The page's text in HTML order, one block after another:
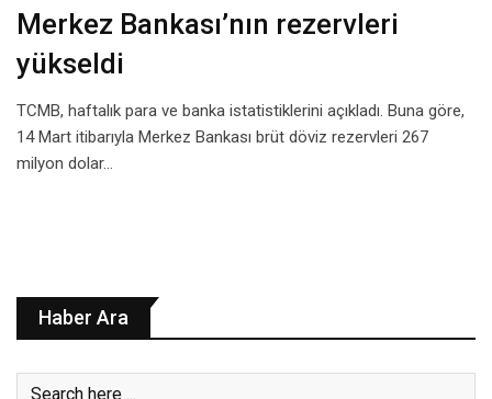
Merkez Bankası’nın rezervleri
yükseldi
TCMB, haftalık para ve banka istatistiklerini açıkladı. Buna göre,
14 Mart itibarıyla Merkez Bankası brüt döviz rezervleri 267
milyon dolar…
Haber Ara